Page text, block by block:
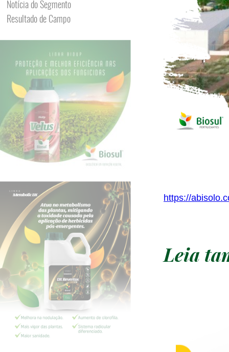
Notícia do Segmento
Resultado de Campo
https://
Leia